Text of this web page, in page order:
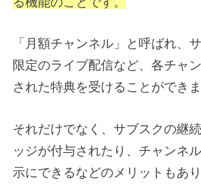
「月額チャンネル」と呼ばれ、
限定のライブ配信など、各チャ
された特典を受けることができま
それだけでなく、サブスクの継
ッジが付与されたり、チャンネ
示にできるなどのメリットもあり